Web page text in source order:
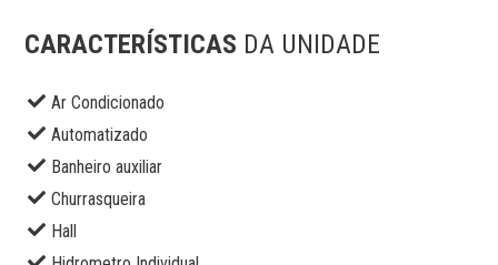
CARACTERÍSTICAS DA UNIDADE
Ar Condicionado
Automatizado
Banheiro auxiliar
Churrasqueira
Hall